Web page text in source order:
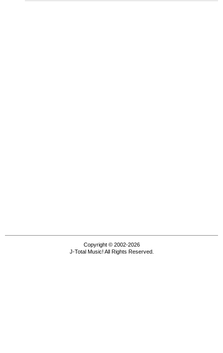
Copyright © 2002-2026
J-Total Music! All Rights Reserved.